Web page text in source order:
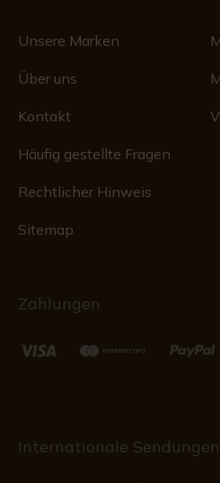
Unsere Marken
Über uns
Kontakt
Häufig gestellte Fragen
Rechtlicher Hinweis
Sitemap
Zahlungen
Internationale